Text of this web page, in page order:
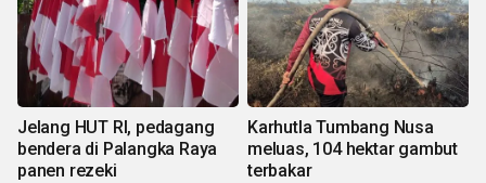
Jelang HUT RI, pedagang
bendera di Palangka Raya
panen rezeki
Karhutla Tumbang Nusa
meluas, 104 hektar gambut
terbakar